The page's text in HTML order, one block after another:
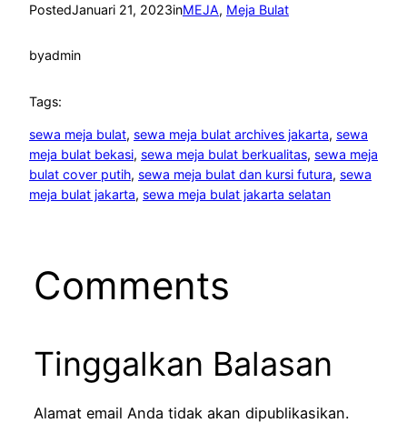
PostedJanuari 21, 2023inMEJA, Meja Bulat
byadmin
Tags:
sewa meja bulat, sewa meja bulat archives jakarta, sewa
meja bulat bekasi, sewa meja bulat berkualitas, sewa meja
bulat cover putih, sewa meja bulat dan kursi futura, sewa
meja bulat jakarta, sewa meja bulat jakarta selatan
Comments
Tinggalkan Balasan
Alamat email Anda tidak akan dipublikasikan.